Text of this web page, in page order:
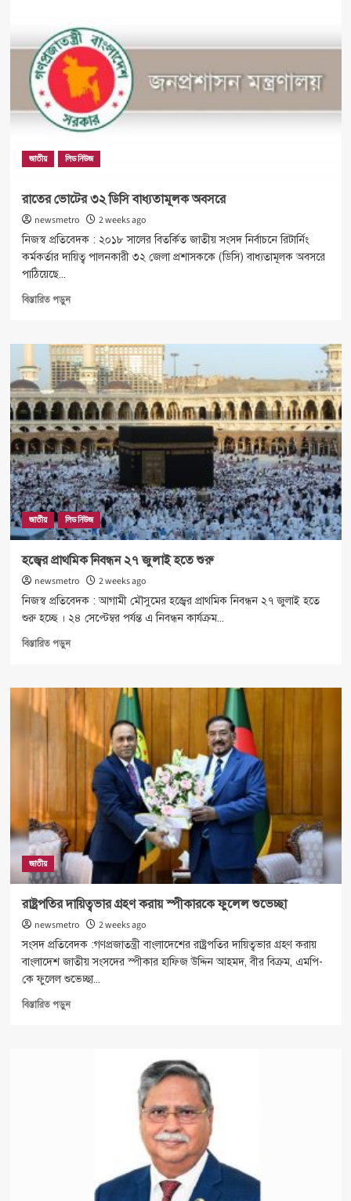
জাতীয় লিড নিউজ
রাতের ভোটের ৩২ ডিসি বাধ্যতামূলক অবসরে
newsmetro
2 weeks ago
নিজস্ব প্রতিবেদক : ২০১৮ সালের বিতর্কিত জাতীয় সংসদ নির্বাচনে রিটার্নিং
কর্মকর্তার দায়িত্ব পালনকারী ৩২ জেলা প্রশাসককে (ডিসি) বাধ্যতামূলক অবসরে
পাঠিয়েছে...
বিস্তারিত পড়ুনRead
রাতের
ভোটের
৩২
ডিসি
বাধ্যতামূলক
অবসরে
জাতীয় লিড নিউজ
হজ্বের প্রাথমিক নিবন্ধন ২৭ জুলাই হতে শুরু
newsmetro
2 weeks ago
নিজস্ব প্রতিবেদক : আগামী মৌসুমের হজ্বের প্রাথমিক নিবন্ধন ২৭ জুলাই হতে
শুরু হচ্ছে । ২৪ সেপ্টেম্বর পর্যন্ত এ নিবন্ধন কার্যক্রম...
বিস্তারিত পড়ুনRead
হজ্বের
প্রাথমিক
নিবন্ধন
২৭
জাতীয়
রাষ্ট্রপতির দায়িত্বভার গ্রহণ করায় স্পীকারকে ফুলেল শুভেচ্ছা
newsmetro
2 weeks ago
সংসদ প্রতিবেদক :গণপ্রজাতন্ত্রী বাংলাদেশের রাষ্ট্রপতির দায়িত্বভার গ্রহণ করায়
বাংলাদেশ জাতীয় সংসদের স্পীকার হাফিজ উদ্দিন আহমদ, বীর বিক্রম, এমপি-
কে ফুলেল শুভেচ্ছা...
বিস্তারিত পড়ুনRead